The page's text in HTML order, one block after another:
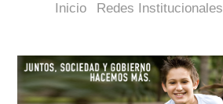
Inicio Redes Institucionales